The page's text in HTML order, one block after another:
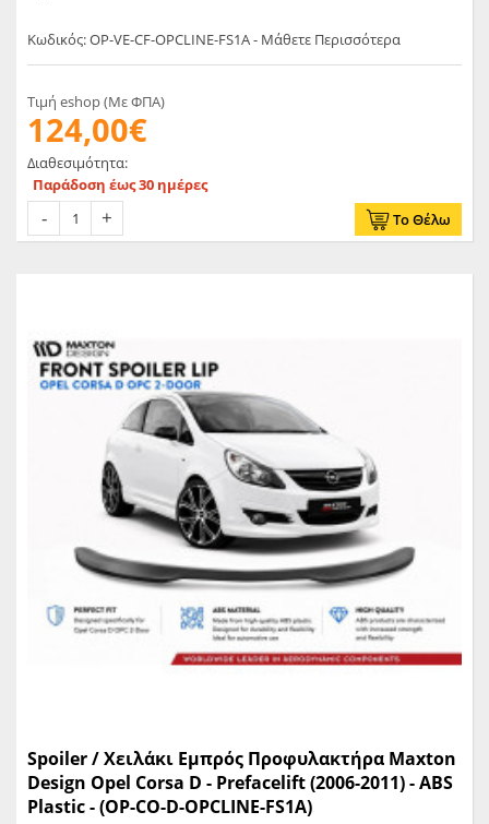
Κωδικός: OP-VE-CF-OPCLINE-FS1A - Μάθετε Περισσότερα
Τιμή eshop (Με ΦΠΑ)
124,00€
Διαθεσιμότητα:
Παράδοση έως 30 ημέρες
Το Θέλω
Spoiler / Χειλάκι Εμπρός Προφυλακτήρα Maxton
Design Opel Corsa D - Prefacelift (2006-2011) - ABS
Plastic - (OP-CO-D-OPCLINE-FS1A)